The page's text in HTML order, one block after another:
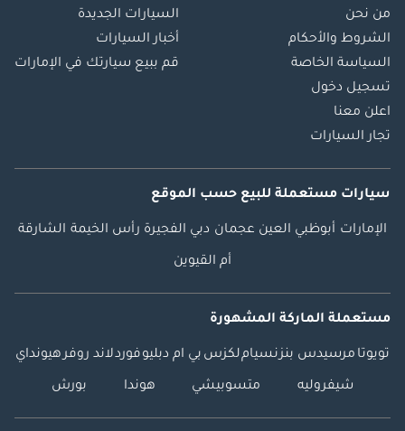
من نحن
الشروط والأحكام
السياسة الخاصة
تسجيل دخول
اعلن معنا
تجار السيارات
السيارات الجديدة
أخبار السيارات
قم ببيع سيارتك في الإمارات
سيارات مستعملة للبيع حسب الموقع
الإمارات أبوظبي العين عجمان دبي الفجيرة رأس الخيمة الشارقة
أم القيوين
مستعملة الماركة المشهورة
تويوتا مرسيدس بنزنسياملكزس بي ام دبليوفوردلاند روفرهيونداي
شيفروليه متسوبيشي هوندا بورش